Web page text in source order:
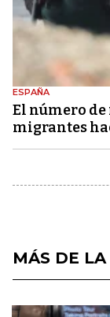
ESPAÑA
El número
migrantes
MÁS DE